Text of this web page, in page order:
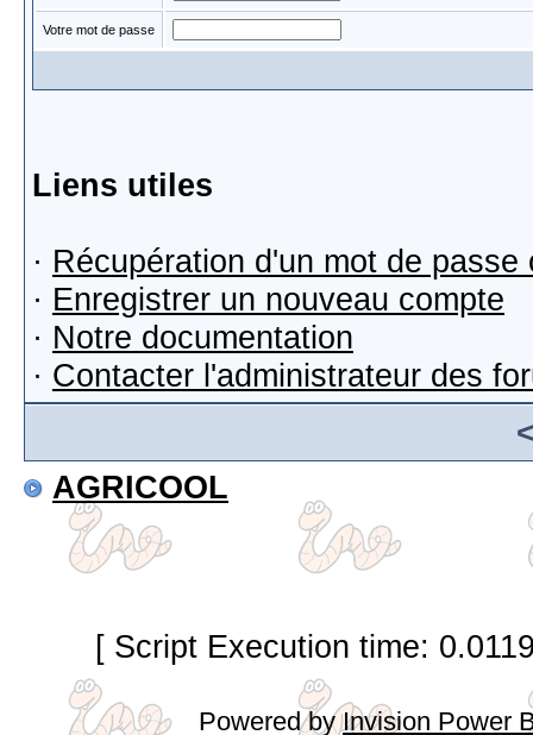
Votre mot de passe
Liens utiles
· Récupération d'un mot de passe
· Enregistrer un nouveau compte
· Notre documentation
· Contacter l'administrateur des
AGRICOOL
[ Script Execution time:
Powered byInvision Power